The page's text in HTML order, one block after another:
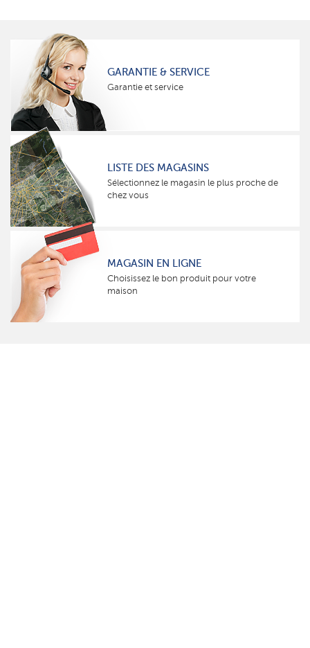
GARANTIE & SERVICE
Garantie et service
LISTE DES MAGASINS
Sélectionnez le magasin le plus proche de
chez vous
MAGASIN EN LIGNE
Choisissez le bon produit pour votre
maison